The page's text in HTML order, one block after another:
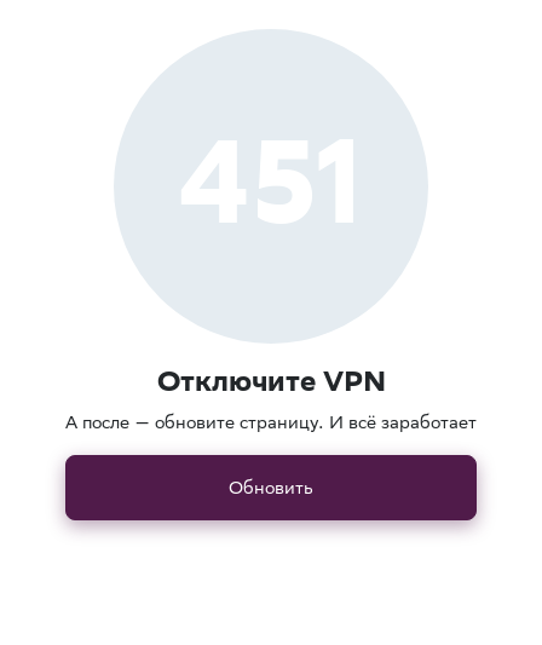
451
Отключите VPN
А после — обновите страницу. И всё заработает
Обновить